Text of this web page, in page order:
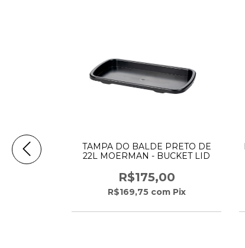
TAMPA DO BALDE PRETO DE
22L MOERMAN - BUCKET LID
R$175,00
R$169,75 com Pix